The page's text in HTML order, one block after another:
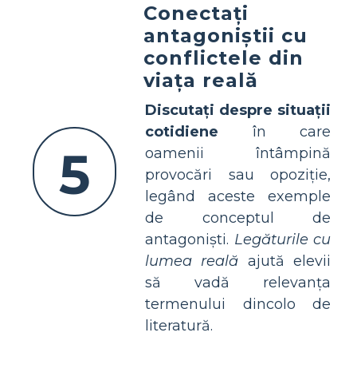
5
Conectați
antagoniștii cu
conflictele din
viața reală
Discutați despre situații
cotidiene în care
oamenii întâmpină
provocări sau opoziție,
legând aceste exemple
de conceptul de
antagoniști. Legăturile cu
lumea reală ajută elevii
să vadă relevanța
termenului dincolo de
literatură.